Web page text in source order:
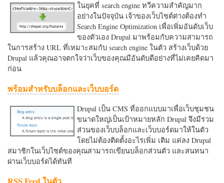
ในยุคที่ search engine ทวีความสำคัญมาก
อย่างในปัจจุบัน เจ้าของเว็บไซต์ต่างต้องทำ
Search Engine Optimization เพื่อเพิ่มอันดับเว็บ
ของตัวเอง Drupal มาพร้อมกับความสามารถ
ในการสร้าง URL ที่เหมาะสมกับ search engine ในตัว สร้างเว็บด้วย
Drupal แล้วคุณอาจตกใจว่าเว็บของคุณมีอันดับดีอย่างที่ไม่เคยคิดมา
ก่อน
พร้อมสำหรับบล็อกและเว็บบอร์ด
Drupal เป็น CMS ที่ออกแบบมาเพื่อเว็บชุมชน
ขนาดใหญ่เป็นเป้าหมายหลัก Drupal จึงมีรวม
ส่วนของเว็บบล็อกและเว็บบอร์ดมาให้ในตัว
โดยไม่ต้องติดตั้งอะไรเพิ่ม เติม แค่ลง Drupal
สมาชิกในเว็บไซต์ของคุณสามารถเขียนบล็อกส่วนตัว และสนทนา
ผ่านเว็บบอร์ดได้ทันที